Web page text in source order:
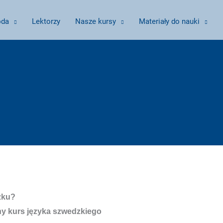
Lektorzy Nasze kursy Materiały do nauki
kurs języka szwedzkiego